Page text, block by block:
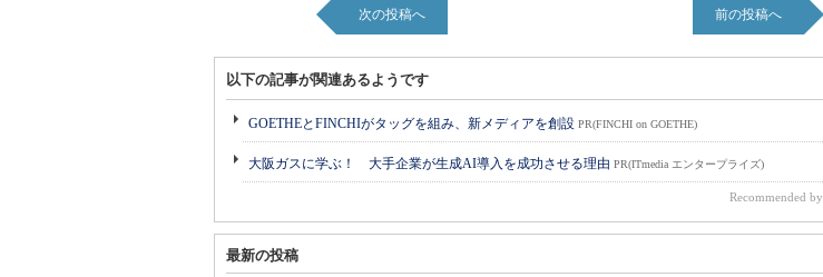
次の投稿へ 前の投稿へ
以下の記事が関連あるようです
GOETHEとFINCHIがタッグを組み、新メディアを創設 PR(FINCHI on GOETHE)
大阪ガスに学ぶ！ 大手企業が生成AI導入を成功させる理由 PR(ITmedia エンタープライズ)
Recommended by
最新の投稿